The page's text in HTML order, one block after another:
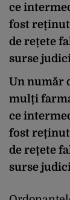
ce
fost
de rețete
surse
Un număr
mulți
ce
fost
de rețete
surse